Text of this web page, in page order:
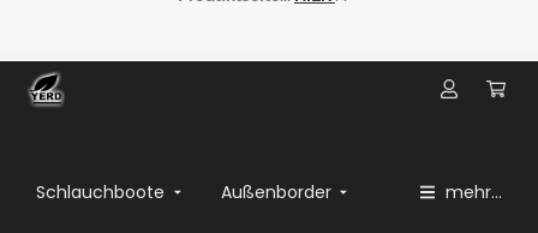
Schlauchboote Außenborder mehr...